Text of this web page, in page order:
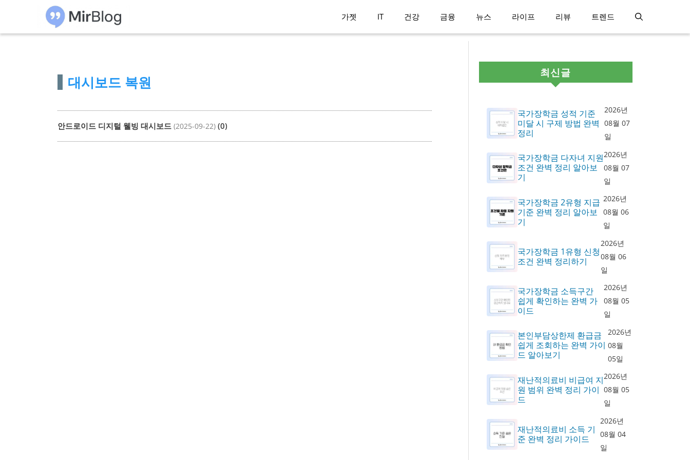
가젯 IT 건강 금융 뉴스 라이프 리뷰 트렌드
대시보드 복원
안드로이드 디지털 웰빙 대시보드 (2025-09-22) (0)
최신글
국가장학금 성적 기준
미달 시 구제 방법 완벽
정리
2026년
08월 07
일
국가장학금 다자녀 지원
조건 완벽 정리 알아보
기
2026년
08월 07
일
국가장학금 2유형 지급
기준 완벽 정리 알아보
기
2026년
08월 06
일
국가장학금 1유형 신청
조건 완벽 정리하기
2026년
08월 06
일
국가장학금 소득구간
쉽게 확인하는 완벽 가
이드
2026년
08월 05
일
본인부담상한제 환급금
쉽게 조회하는 완벽 가이
드 알아보기
2026년
08월
05일
재난적의료비 비급여 지
원 범위 완벽 정리 가이
드
2026년
08월 05
일
재난적의료비 소득 기
준 완벽 정리 가이드
2026년
08월 04
일